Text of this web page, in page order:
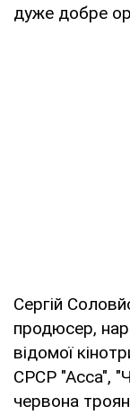
дуже добре
Сергій
продюсер,
відомої
СРСР "Асса",
червона